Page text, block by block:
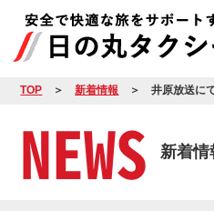
TOP 新着情報 井原放送に
NEWS 新着情